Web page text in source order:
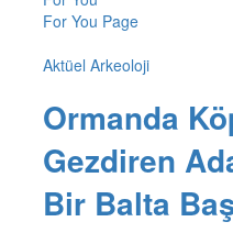
For You Page
Aktüel Arkeoloji
Ormanda
Gezdiren
Bir Balta